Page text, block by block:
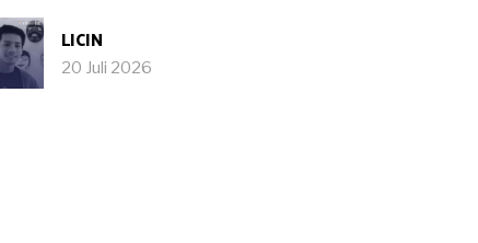
LICIN
20 Juli 2026